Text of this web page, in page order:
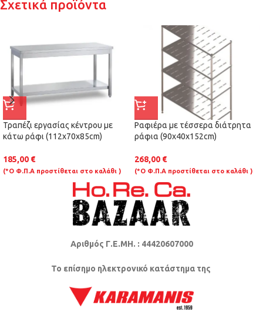
Σχετικά προϊόντα
Τραπέζι εργασίας κέντρου με
κάτω ράφι (112x70x85cm)
185,00 €
(*Ο Φ.Π.Α προστίθεται στο καλάθι )
Ραφιέρα με τέσσερα διάτρητα
ράφια (90x40x152cm)
268,00 €
(*Ο Φ.Π.Α προστίθεται στο καλάθι )
Αριθμός Γ.Ε.ΜΗ. : 44420607000
Το επίσημο ηλεκτρονικό κατάστημα της